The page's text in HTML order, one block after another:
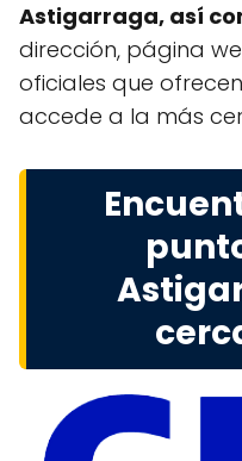
Astigarraga, así
dirección, página
oficiales que
accede a la más